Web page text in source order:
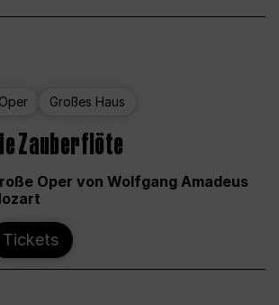
Oper Großes Haus
Zauberflöte
Oper von Wolfgang Amadeus
Tickets